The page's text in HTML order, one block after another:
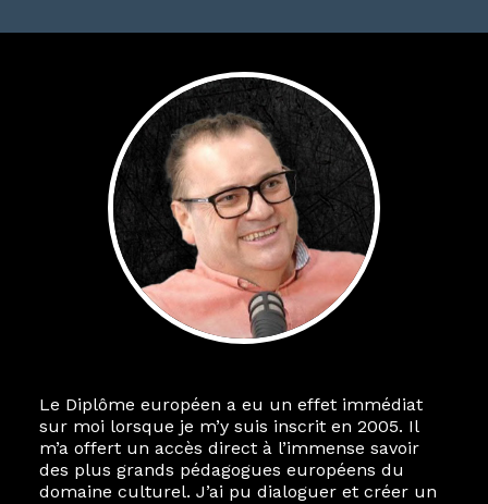
Le Diplôme européen a eu un effet immédiat
sur moi lorsque je m’y suis inscrit en 2005. Il
m’a offert un accès direct à l’immense savoir
des plus grands pédagogues européens du
domaine culturel. J’ai pu dialoguer et créer un